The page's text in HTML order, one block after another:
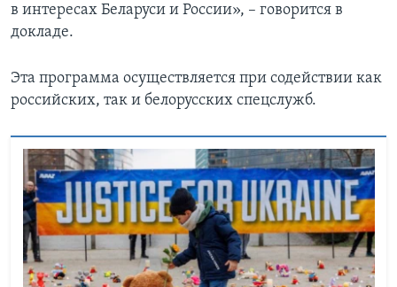
в интересах Беларуси и России», – говорится в
докладе.
Эта программа осуществляется при содействии как
российских, так и белорусских спецслужб.